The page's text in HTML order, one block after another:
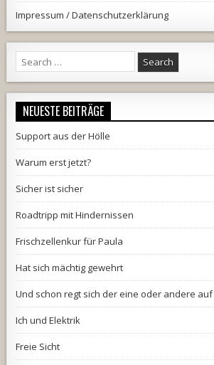
Impressum / Datenschutzerklärung
Search
for:
NEUESTE BEITRÄGE
Support aus der Hölle
Warum erst jetzt?
Sicher ist sicher
Roadtripp mit Hindernissen
Frischzellenkur für Paula
Hat sich mächtig gewehrt
Und schon regt sich der eine oder andere auf
Ich und Elektrik
Freie Sicht